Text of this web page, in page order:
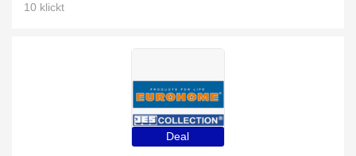
10 klickt
Deal